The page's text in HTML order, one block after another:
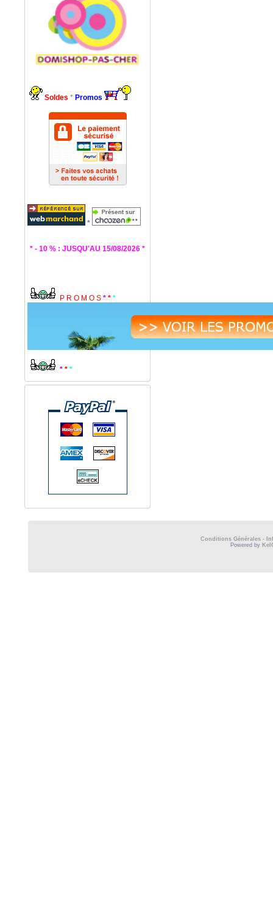
Soldes * Promos
*
* - 10 % : JUSQU'AU 15/08/2026 *
P R O M O S * * *
* * *
Conditions Générales -
Powered by